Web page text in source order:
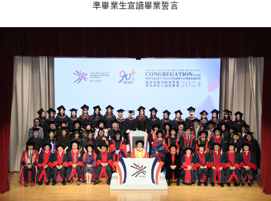
準畢業生宣讀畢業誓言